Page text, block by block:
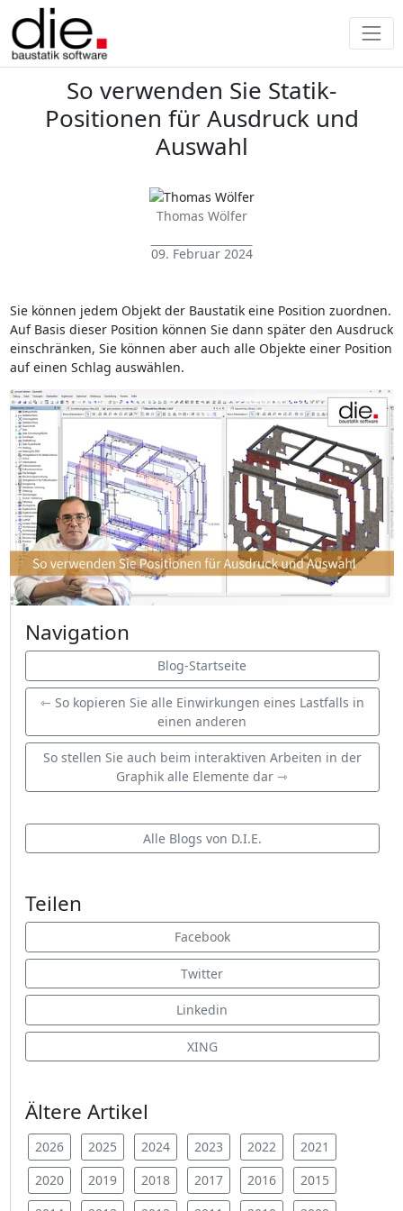
So verwenden Sie Statik-
Positionen für Ausdruck und
Auswahl
Thomas Wölfer
09. Februar 2024
Sie können jedem Objekt der Baustatik eine Position zuordnen.
Auf Basis dieser Position können Sie dann später den Ausdruck
einschränken, Sie können aber auch alle Objekte einer Position
auf einen Schlag auswählen.
Navigation
Blog-Startseite
⇽ So kopieren Sie alle Einwirkungen eines Lastfalls in
einen anderen
So stellen Sie auch beim interaktiven Arbeiten in der
Graphik alle Elemente dar ⇾
Alle Blogs von D.I.E.
Teilen
Facebook
Twitter
Linkedin
XING
Ältere Artikel
2026 2025 2024 2023 2022
2021
2020
2019 2018 2017 2016
2015